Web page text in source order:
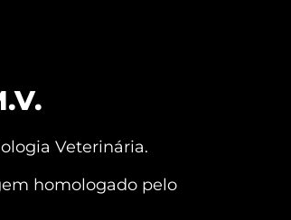
Veterinária.
homologado pelo